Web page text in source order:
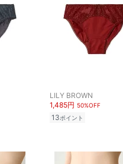
LILY BROWN
1,485円 50%OFF
13ポイント